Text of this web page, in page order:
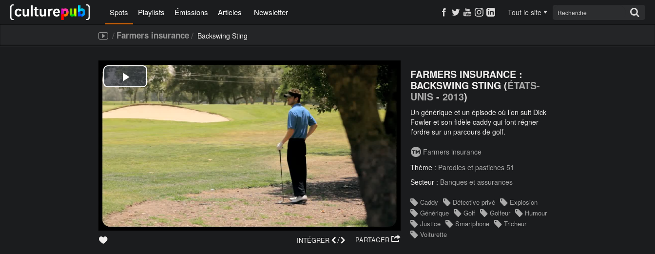
Spots Playlists Émissions Articles Newsletter Tout le site
/ Farmers insurance/ Backswing Sting
PARTAGER
INTÉGRER /
FARMERS INSURANCE :
BACKSWING STING (ÉTATS-
UNIS - 2013)
Un générique et un épisode où l’on suit Dick
Fowler et son fidèle caddy qui font régner
l’ordre sur un parcours de golf.
Farmers insurance
Thème : Parodies et pastiches 51
Secteur : Banques et assurances
Caddy Détective privé
Explosion
Générique
Golf Golfeur
Humour
Justice
Smartphone
Tricheur
Voiturette